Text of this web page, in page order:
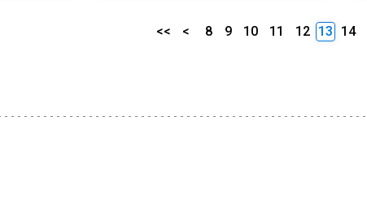
<< < 8 9 10 11 12 13 14